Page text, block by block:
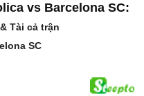
vs Barcelona SC:
Tài cả trận
SC